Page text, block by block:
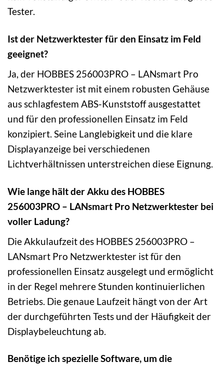
Tester.
Ist der Netzwerktester für den Einsatz im Feld
geeignet?
Ja, der HOBBES 256003PRO – LANsmart Pro
Netzwerktester ist mit einem robusten Gehäuse
aus schlagfestem ABS-Kunststoff ausgestattet
und für den professionellen Einsatz im Feld
konzipiert. Seine Langlebigkeit und die klare
Displayanzeige bei verschiedenen
Lichtverhältnissen unterstreichen diese Eignung.
Wie lange hält der Akku des HOBBES
256003PRO – LANsmart Pro Netzwerktester bei
voller Ladung?
Die Akkulaufzeit des HOBBES 256003PRO –
LANsmart Pro Netzwerktester ist für den
professionellen Einsatz ausgelegt und ermöglicht
in der Regel mehrere Stunden kontinuierlichen
Betriebs. Die genaue Laufzeit hängt von der Art
der durchgeführten Tests und der Häufigkeit der
Displaybeleuchtung ab.
Benötige ich spezielle Software, um die